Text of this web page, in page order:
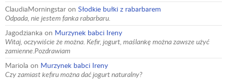
ClaudiaMorningstar on Słodkie bułki z rabarbarem
Odpada, nie jestem fanka rabarbaru.
Jagodzianka on Murzynek babci Ireny
Witaj, oczywiście że można. Kefir, jogurt, maślankę można zawsze użyć
zamienne.Pozdrawiam
Mariola on Murzynek babci Ireny
Czy zamiast kefiru można dać jogurt naturalny?